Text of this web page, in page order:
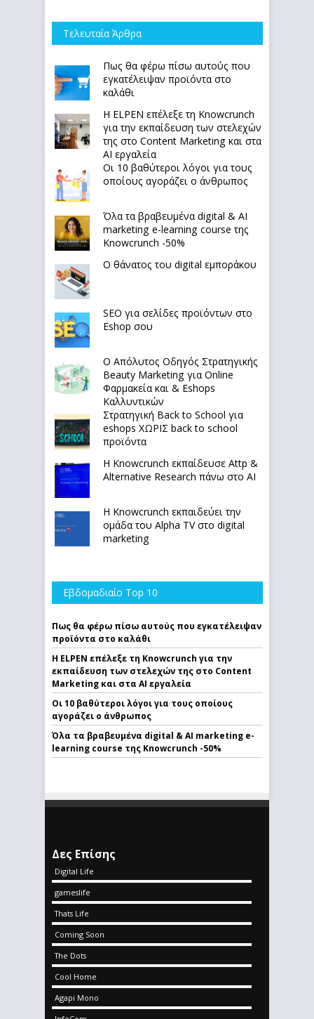
Τελευταία Άρθρα
Πως θα φέρω πίσω αυτούς που
εγκατέλειψαν προϊόντα στο
καλάθι
Η ELPEN επέλεξε τη Knowcrunch
για την εκπαίδευση των στελεχών
της στο Content Marketing και στα
AI εργαλεία
Οι 10 βαθύτεροι λόγοι για τους
οποίους αγοράζει ο άνθρωπος
Όλα τα βραβευμένα digital & AI
marketing e-learning course της
Knowcrunch -50%
Ο θάνατος του digital εμποράκου
SEO για σελίδες προϊόντων στο
Eshop σου
Ο Απόλυτoς Οδηγός Στρατηγικής
Beauty Marketing για Online
Φαρμακεία και & Eshops
Καλλυντικών
Στρατηγική Back to School για
eshops ΧΩΡΙΣ back to school
προϊόντα
Η Knowcrunch εκπαίδευσε Attp &
Alternative Research πάνω στο ΑΙ
Η Knowcrunch εκπαιδεύει την
ομάδα του Alpha TV στο digital
marketing
Εβδομαδιαίο Top 10
Πως θα φέρω πίσω αυτούς που εγκατέλειψαν
προϊόντα στο καλάθι
Η ELPEN επέλεξε τη Knowcrunch για την
εκπαίδευση των στελεχών της στο Content
Marketing και στα AI εργαλεία
Οι 10 βαθύτεροι λόγοι για τους οποίους
αγοράζει ο άνθρωπος
Όλα τα βραβευμένα digital & AI marketing e-
learning course της Knowcrunch -50%
Δες Επίσης
Digital Life
gameslife
Thats Life
Coming Soon
The Dots
Cool Home
Agapi Mono